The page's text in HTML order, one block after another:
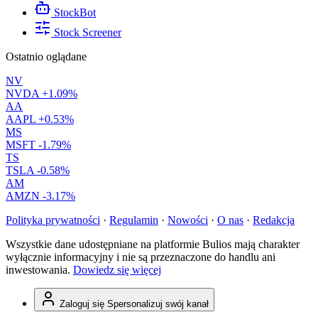
StockBot
Stock Screener
Ostatnio oglądane
NV
NVDA +1.09%
AA
AAPL +0.53%
MS
MSFT -1.79%
TS
TSLA -0.58%
AM
AMZN -3.17%
Polityka prywatności · Regulamin · Nowości · O nas · Redakcja
Wszystkie dane udostępniane na platformie Bulios mają charakter
wyłącznie informacyjny i nie są przeznaczone do handlu ani
inwestowania. Dowiedz się więcej
Zaloguj się Spersonalizuj swój kanał